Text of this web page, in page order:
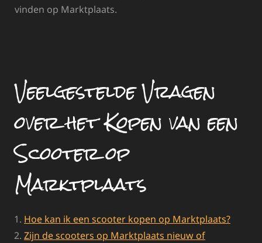
vinden op Marktplaats.
Veelgestelde Vragen
over het Kopen van een
Scooter op
Marktplaats
Hoe kan ik een scooter kopen op Marktplaats?
Zijn de scooters op Marktplaats nieuw of